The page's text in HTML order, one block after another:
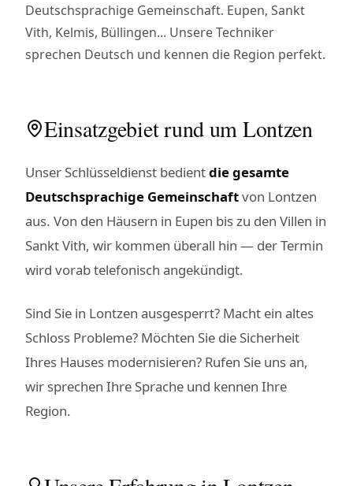
Deutschsprachige Gemeinschaft. Eupen, Sankt
Vith, Kelmis, Büllingen... Unsere Techniker
sprechen Deutsch und kennen die Region perfekt.
Einsatzgebiet rund um Lontzen
Unser Schlüsseldienst bedientdie gesamte
Deutschsprachige Gemeinschaftvon Lontzen
aus. Von den Häusern in Eupen bis zu den Villen in
Sankt Vith, wir kommen überall hin — der Termin
wird vorab telefonisch angekündigt.
Sind Sie in Lontzen ausgesperrt? Macht ein altes
Schloss Probleme? Möchten Sie die Sicherheit
Ihres Hauses modernisieren? Rufen Sie uns an,
wir sprechen Ihre Sprache und kennen Ihre
Region.